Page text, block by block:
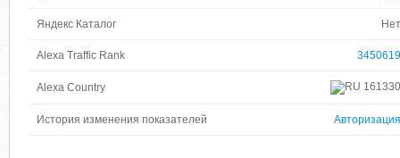
Яндекс Каталог Нет
Alexa Traffic Rank 3450619
Alexa Country 161330
История изменения показателей Авторизация